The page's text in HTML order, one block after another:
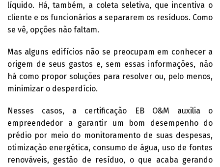
líquido. Há, também, a coleta seletiva, que incentiva o
cliente e os funcionários a separarem os resíduos. Como
se vê, opções não faltam.
Mas alguns edifícios não se preocupam em conhecer a
origem de seus gastos e, sem essas informações, não
há como propor soluções para resolver ou, pelo menos,
minimizar o desperdício.
Nesses casos, a certificação EB O&M auxilia o
empreendedor a garantir um bom desempenho do
prédio por meio do monitoramento de suas despesas,
otimização energética, consumo de água, uso de fontes
renováveis, gestão de resíduo, o que acaba gerando